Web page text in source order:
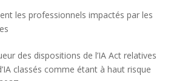
les professionnels impactés par les
des dispositions de l’IA Act relatives
classés comme étant à haut risque